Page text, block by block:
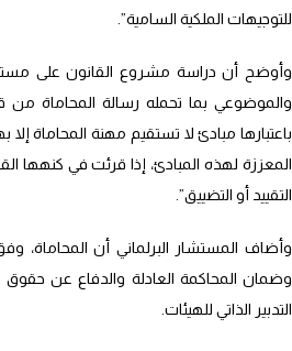
للتوجيهات الملكية السامية”.
وأوضح أن دراسة مشروع القانون على
والموضوعي بما تحمله رسالة المحاماة من
باعتبارها مبادئ لا تستقيم مهنة المحاماة
المعززة لهذه المبادئ، إذا قرئت في كنهها
التقييد أو التضييق”.
وأضاف المستشار البرلماني أن المحاماة،
وضمان المحاكمة العادلة والدفاع عن حقوق
التدبير الذاتي للهيئات.